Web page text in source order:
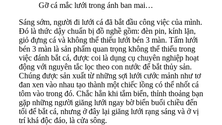
Gỡ cá mắc lưới trong ánh ban mai…
Sáng sớm, người đi lưới cá đã bắt đầu công việc của mình.
Đó là thức dậy chuẩn bị đồ nghề gồm: đèn pin, kính lặn,
giỏ đựng cá và không thể thiếu lưới bén 3 màn. Tấm lưới
bén 3 màn là sản phẩm quan trọng không thể thiếu trong
việc đánh bắt cá, được coi là dụng cụ chuyên nghiệp hoạt
động với nguyên tắc lọc theo con nước để bắt thủy sản.
Chúng được sản xuất từ những sợi lưới cước mảnh như tơ
đan xen vào nhau tạo thành một chiếc lồng có thể nhốt cá
tôm vào trong đó. Chắc hẳn khi tắm biển, thỉnh thoảng bạn
gặp những người giăng lưới ngay bờ biển buổi chiều đến
tối để bắt cá, nhưng ở đây lại giăng lưới rạng sáng và ở vị
trí khá độc đáo, là cửa sông.